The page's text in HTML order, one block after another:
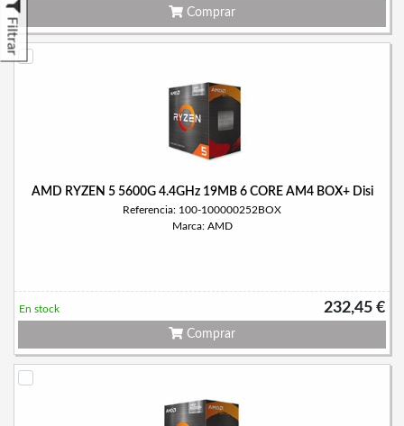
Filtrar
Comprar
AMD RYZEN 5 5600G 4.4GHz 19MB 6 CORE AM4 BOX+ Disi
Referencia: 100-100000252BOX
Marca: AMD
232,45 €
En stock
Comprar